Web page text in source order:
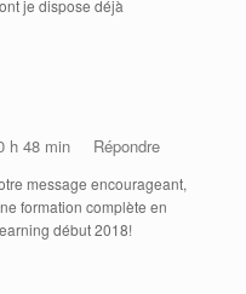
je dispose déjà
h 48 min Répondre
message encourageant,
formation complète en
début 2018!